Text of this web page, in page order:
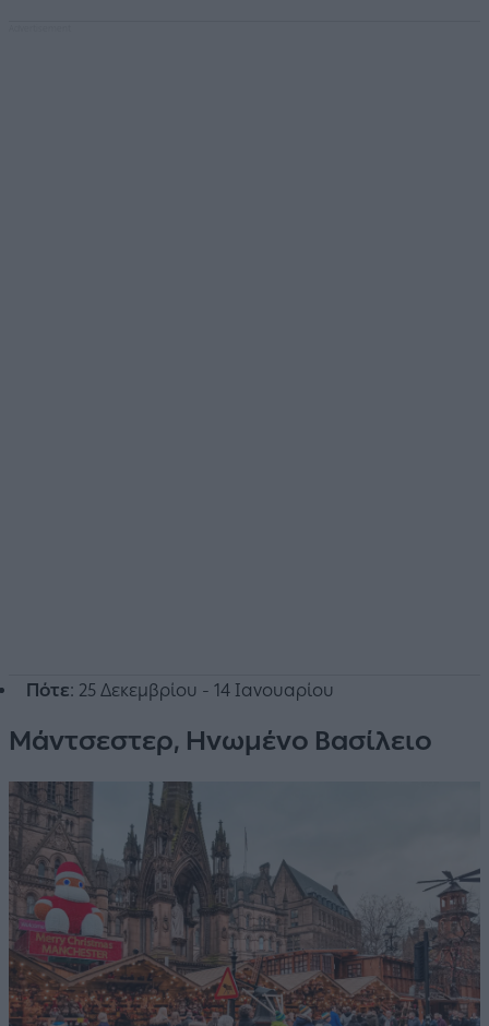
Πότε: 25 Δεκεμβρίου - 14 Ιανουαρίου
Μάντσεστερ, Ηνωμένο Βασίλειο